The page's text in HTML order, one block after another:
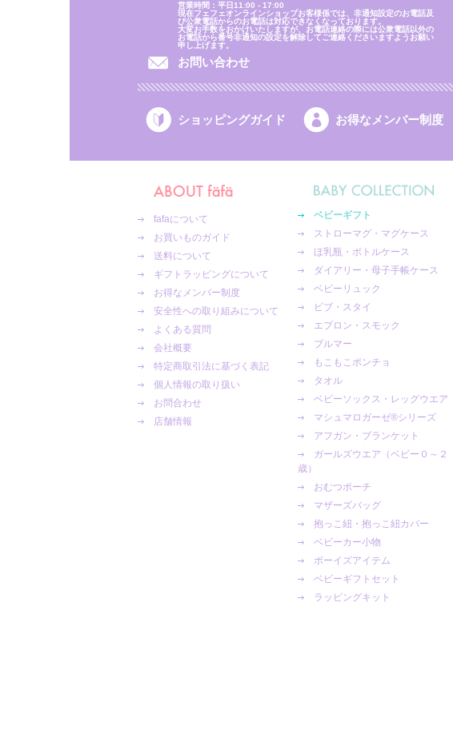
営業時間：平日11:00 - 17:00
現在フェフェオンラインショップお客様係では、非通知設定のお電話及
び公衆電話からのお電話は対応できなくなっております。
大変お手数をおかけいたしますが、お電話連絡の際には公衆電話以外の
お電話から番号非通知の設定を解除してご連絡くださいますようお願い
申し上げます。
お問い合わせ
ショッピングガイド お得なメンバー制度
fafaについて
お買いものガイド
送料について
ギフトラッピングについて
お得なメンバー制度
安全性への取り組みについて
よくある質問
会社概要
特定商取引法に基づく表記
個人情報の取り扱い
お問合わせ
店舗情報
ベビーギフト
ストローマグ・マグケース
ほ乳瓶・ボトルケース
ダイアリー・母子手帳ケース
ベビーリュック
ビブ・スタイ
エプロン・スモック
ブルマー
もこもこポンチョ
タオル
ベビーソックス・レッグウエア
マシュマロガーゼ®︎シリーズ
アフガン・ブランケット
ガールズウエア（ベビー０～２
歳）
おむつポーチ
マザーズバッグ
抱っこ紐・抱っこ紐カバー
ベビーカー小物
ボーイズアイテム
ベビーギフトセット
ラッピングキット